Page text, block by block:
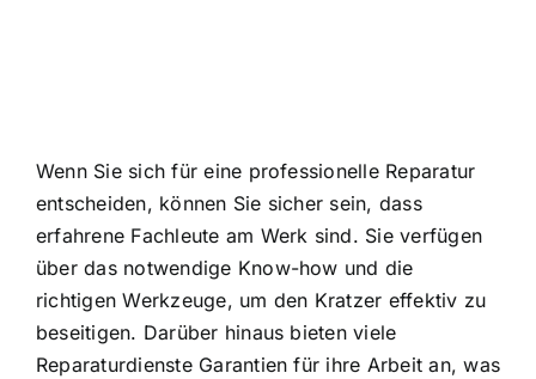
Wenn Sie sich für eine professionelle Reparatur
entscheiden, können Sie sicher sein, dass
erfahrene Fachleute am Werk sind. Sie verfügen
über das notwendige Know-how und die
richtigen Werkzeuge, um den Kratzer effektiv zu
beseitigen. Darüber hinaus bieten viele
Reparaturdienste Garantien für ihre Arbeit an, was